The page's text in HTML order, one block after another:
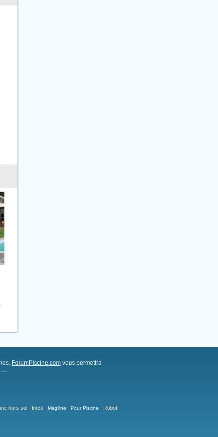
ForumPiscine.com vous permettra
hors sol Intex Magiline Pour Piscine Robot